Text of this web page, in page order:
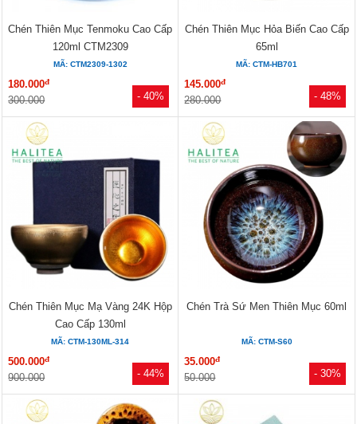
- 40%
Chén Thiên Mục Tenmoku Cao Cấp
120ml CTM2309
MÃ: CTM2309-1302
180.000đ
300.000 - 48%
Chén Thiên Mục Hỏa Biến Cao Cấp
65ml
MÃ: CTM-HB701
145.000đ
280.000
- 44%
Chén Thiên Mục Mạ Vàng 24K Hộp
Cao Cấp 130ml
MÃ: CTM-130ML-314
500.000đ
900.000 - 30%
Chén Trà Sứ Men Thiên Mục 60ml
MÃ: CTM-S60
35.000đ
50.000